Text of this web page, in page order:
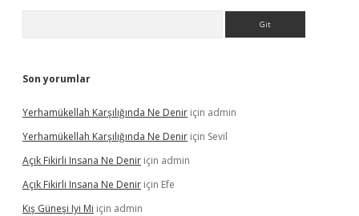
Son yorumlar
Yerhamükellah Karşılığında Ne Denir için admin
Yerhamükellah Karşılığında Ne Denir için Sevil
Açık Fikirli Insana Ne Denir için admin
Açık Fikirli Insana Ne Denir için Efe
Kış Güneşi Iyi Mi için admin